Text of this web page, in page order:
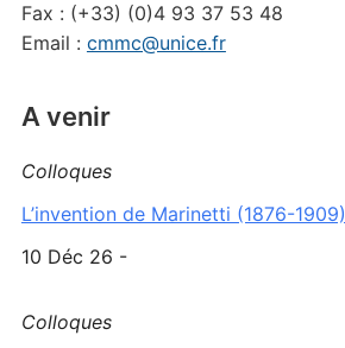
Fax : (+33) (0)4 93 37 53 48
Email : cmmc@unice.fr
A venir
Colloques
L’invention de Marinetti (1876-1909)
10 Déc 26 -
Colloques